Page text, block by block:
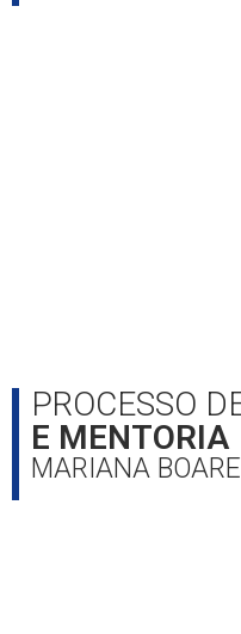
PROCESSO
E MENTORIA
MARIANA